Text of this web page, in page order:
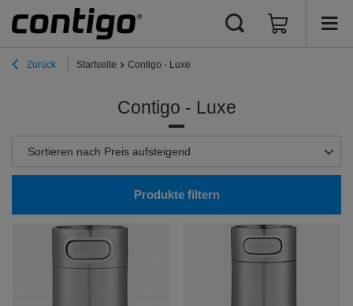
Zurück Startseite Contigo - Luxe
Contigo - Luxe
Sortierung ändern
Sortieren nach Preis aufsteigend
Produkte filtern